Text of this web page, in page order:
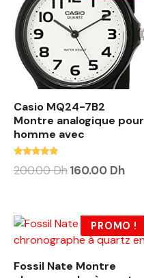
Casio MQ24-7B2
Montre analogique pour
homme avec
4.63
200.00Dh160.00 Dh
PROMO !
Fossil Nate Montre